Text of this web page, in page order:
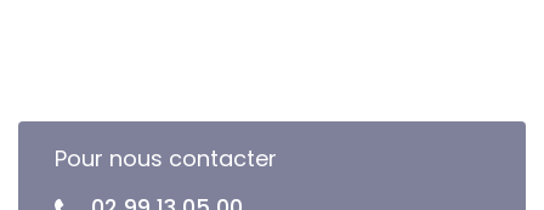
Pour nous contacter